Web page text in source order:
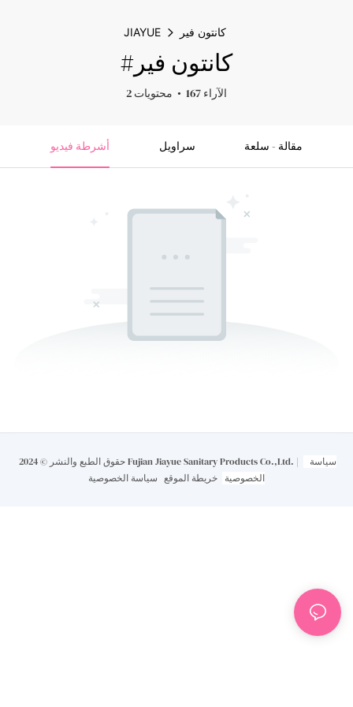
JIAYUE كانتون فير
#كانتون فير
2 محتويات 167 الآراء
أشرطة فيديو سراويل مقالة - سلعة
حقوق الطبع والنشر © 2024 Fujian Jiayue Sanitary Products Co.,Ltd. |
الخصوصية
خريطة الموقع سياسة الخصوصية